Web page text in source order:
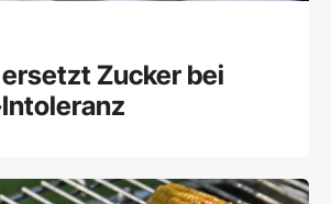
Zucker bei